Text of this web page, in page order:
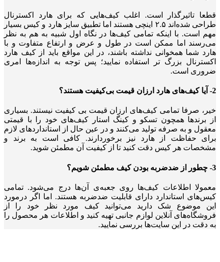
قطعا تاثیرگذار است. اغلب کیف‌هایی که برای هارد اکسترنال
طراحی شده‌اند ۲.۵ اینچی هستند اما تطبیق سایز هارد و کیس بسیار
مهم است. با اینکه تمامی کیف‌ها در نگاه اول شبیه به هم به نظر
می‌رسند اما ممکن است در طول و عرض و ارتفاع متفاوت و با
هارد شما همخوانی نداشته باشند، در این مواقع باید از کیف هارد
اکسترنال بزرگ تر استفاده نمایید؛ پس توجه به اندازه‌ها امری
ضروری است.
2- آیا کیف‌های هارد ارزان قیمت بی‌کیفیت هستند؟
خیر، صرفا تمامی کیف‌های ارزان قیمت بی کیفیت نیستند. بسیاری
از برندها همچون تسکو و کینگ استار کیف‌های خود را با قیمتی
معقول و به صرفه تولید می‌کنند و در عین حال از استانداردهای لازم
برای حفاظت از هارد نیز برخوردارند. کافی است به برند و
مشخصات هر کیس دقت کنید تا از کیفیت آن مطمئن شوید.
3- چطور از ضدضربه بودن کیف مطمئن شویم؟
معمولا اطلاعات کیف‌ها روی جعبه‌ی آن‌ها درج می‌شود. تمامی
کیس‌های استاندارد دارای قابلیت ضدضربه هستند. اما اگر درمورد
این موضوع شک دارید می‌توانید کیف مورد نظر خود را از
فروشگاه‌های آنلاین لوازم جانبی تهیه کنید و اطلاعات هر محصول را
به دقت در این سایت‌ها بررسی نمایید.